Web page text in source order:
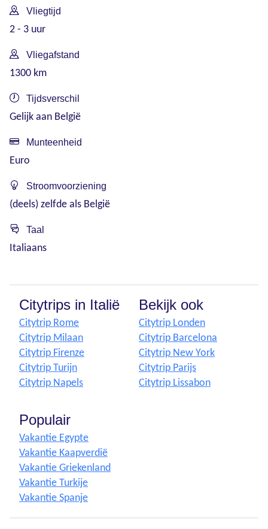
Vliegtijd
2 - 3 uur
Vliegafstand
1300 km
Tijdsverschil
Gelijk aan België
Munteenheid
Euro
Stroomvoorziening
(deels) zelfde als België
Taal
Italiaans
Citytrips in Italië
Citytrip Rome
Citytrip Milaan
Citytrip Firenze
Citytrip Turijn
Citytrip Napels
Bekijk ook
Citytrip Londen
Citytrip Barcelona
Citytrip New York
Citytrip Parijs
Citytrip Lissabon
Populair
Vakantie Egypte
Vakantie Kaapverdië
Vakantie Griekenland
Vakantie Turkije
Vakantie Spanje